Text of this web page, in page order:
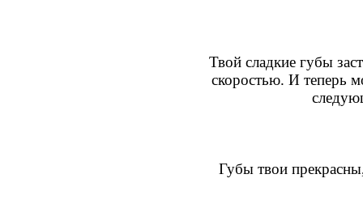
Твой сладкие губы
скоростью. И теперь
Губы твои